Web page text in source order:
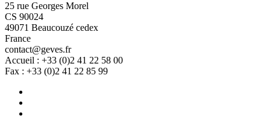
25 rue Georges Morel
CS 90024
49071 Beaucouzé cedex
France
contact@geves.fr
Accueil : +33 (0)2 41 22 58 00
Fax : +33 (0)2 41 22 85 99